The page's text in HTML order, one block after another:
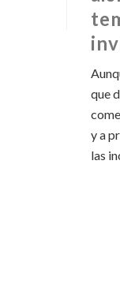
que
y a
las